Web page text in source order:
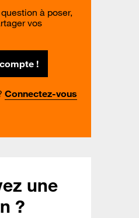
à poser,
vos
!
Connectez-vous
une
?